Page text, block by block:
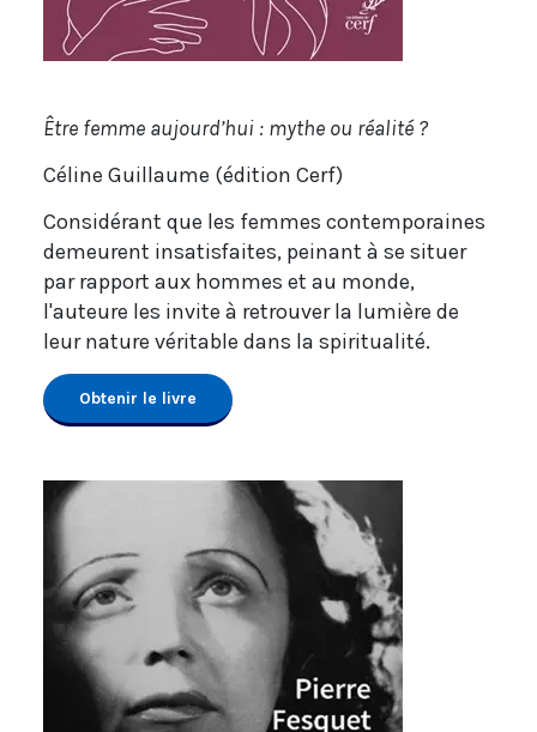
Être femme aujourd’hui : mythe ou réalité ?
Céline Guillaume (édition Cerf)
Considérant que les femmes contemporaines
demeurent insatisfaites, peinant à se situer
par rapport aux hommes et au monde,
l'auteure les invite à retrouver la lumière de
leur nature véritable dans la spiritualité.
Obtenir le livre